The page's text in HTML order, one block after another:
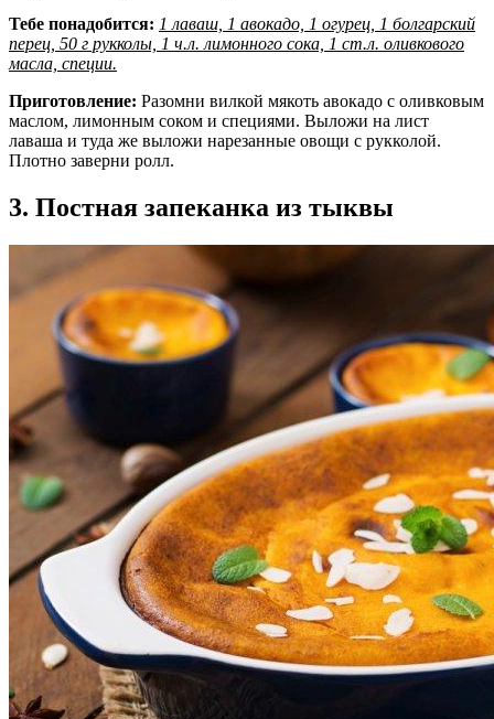
Тебе понадобится: 1 лаваш, 1 авокадо, 1 огурец, 1 болгарский
перец, 50 г рукколы, 1 ч.л. лимонного сока, 1 ст.л. оливкового
масла, специи.
Приготовление: Разомни вилкой мякоть авокадо с оливковым
маслом, лимонным соком и специями. Выложи на лист
лаваша и туда же выложи нарезанные овощи с рукколой.
Плотно заверни ролл.
3. Постная запеканка из тыквы